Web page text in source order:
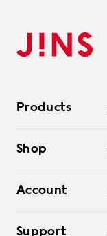
Products
サングラス
コンタクトレンズ
アクセサリー
Shop
オンラインショップ
Account
Support